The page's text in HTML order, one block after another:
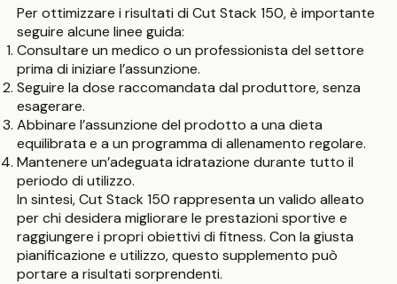
Per ottimizzare i risultati di Cut Stack 150, è importante
seguire alcune linee guida:
Consultare un medico o un professionista del settore
prima di iniziare l’assunzione.
Seguire la dose raccomandata dal produttore, senza
esagerare.
Abbinare l’assunzione del prodotto a una dieta
equilibrata e a un programma di allenamento regolare.
Mantenere un’adeguata idratazione durante tutto il
periodo di utilizzo.
In sintesi, Cut Stack 150 rappresenta un valido alleato
per chi desidera migliorare le prestazioni sportive e
raggiungere i propri obiettivi di fitness. Con la giusta
pianificazione e utilizzo, questo supplemento può
portare a risultati sorprendenti.